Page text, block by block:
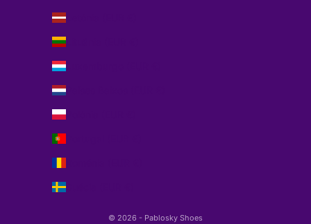
Letónia (EUR €)
Lituânia (EUR €)
Luxemburgo (EUR €)
Países Baixos (EUR €)
Polónia (EUR €)
Suécia (EUR €)
© 2026 - Pablosky Shoes